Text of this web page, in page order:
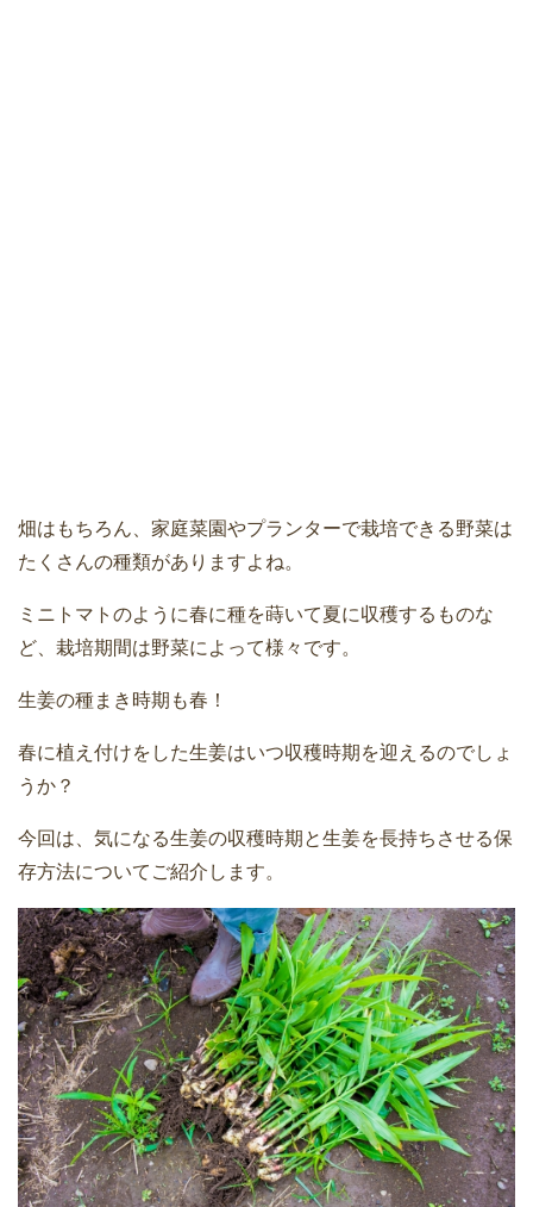
畑はもちろん、家庭菜園やプランターで栽培できる野菜は
たくさんの種類がありますよね。
ミニトマトのように春に種を蒔いて夏に収穫するものな
ど、栽培期間は野菜によって様々です。
生姜の種まき時期も春！
春に植え付けをした生姜はいつ収穫時期を迎えるのでしょ
うか？
今回は、気になる生姜の収穫時期と生姜を長持ちさせる保
存方法についてご紹介します。